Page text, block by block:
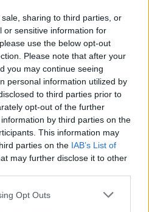
sharing to third parties, or
or sensitive information for
use the below opt-out
Please note that after your
you may continue seeing
personal information utilized by
to third parties prior to
opt-out of the further
by third parties on the
This information may
parties on the IAB’s List of
may further disclose it to other
Opt Outs
que se hace viral,
para aprender. En este
de los controles
seguimiento médico en los
mezcla de alivio y alegría
de la incertidumbre,